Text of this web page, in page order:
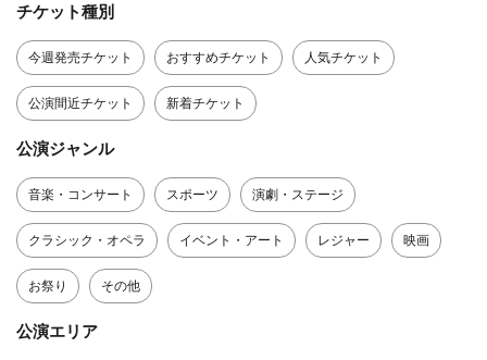
チケット種別
今週発売チケット おすすめチケット 人気チケット
公演間近チケット 新着チケット
公演ジャンル
音楽・コンサート スポーツ 演劇・ステージ
クラシック・オペラ イベント・アート レジャー 映画
お祭り その他
公演エリア